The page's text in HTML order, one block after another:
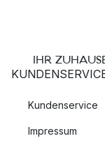
IHR
Kundenservice
Impressum